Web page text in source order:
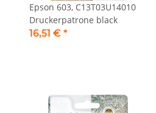
Epson 603, C13T03U14010
Druckerpatrone black
16,51 € *